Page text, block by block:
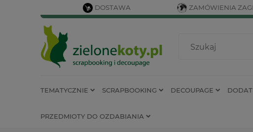
DOSTAWA ZAMÓWIENIA
TEMATYCZNIE SCRAPBOOKING DECOUPAGE
PRZEDMIOTY DO OZDABIANIA